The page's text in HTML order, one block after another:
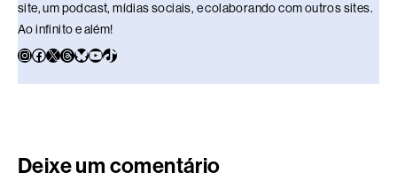
site, um podcast, mídias sociais, e colaborando com outros sites.
Ao infinito e além!
Deixe um comentário